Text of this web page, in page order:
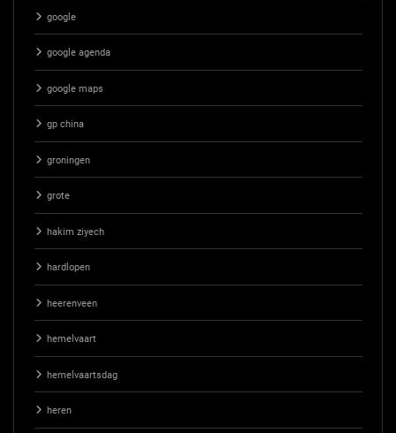
google
google agenda
google maps
gp china
groningen
grote
hakim ziyech
hardlopen
heerenveen
hemelvaart
hemelvaartsdag
heren